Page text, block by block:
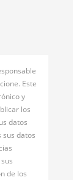
Este
y
los
datos
sus datos
de los